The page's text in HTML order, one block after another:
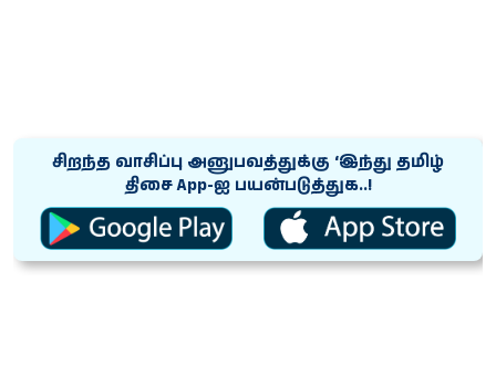
சிறந்த வாசிப்பு அனுபவத்துக்கு ‘இந்து தமிழ்
திசை App-ஐ பயன்படுத்துக..!